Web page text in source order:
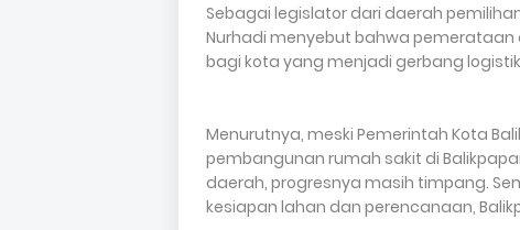
Sebagai legislator dari daerah
Nurhadi menyebut bahwa
bagi kota yang menjadi gerbang
Menurutnya, meski Pemerintah Kota
pembangunan rumah sakit di
daerah, progresnya masih timpang.
kesiapan lahan dan perencanaan,